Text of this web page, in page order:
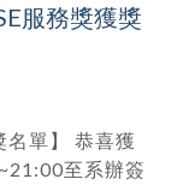
服務獎獲獎
名單】 恭喜獲
至系辦簽